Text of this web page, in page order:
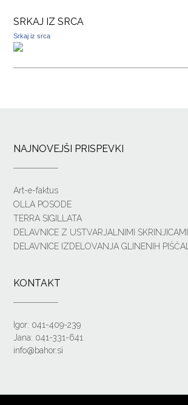
SRKAJ IZ SRCA
Srkaj iz srca
NAJNOVEJŠI PRISPEVKI
Art-e-faktus
OLLA POSODE
TERRA SIGILLATA
DELAVNICE Z USTVARJALNIMI SKRINJICAMI
DELAVNICE IZDELOVANJA GLINENIH PIŠČALI
KONTAKT
Igor: 041-409-239
Jana: 041-331-641
info@bahor.si